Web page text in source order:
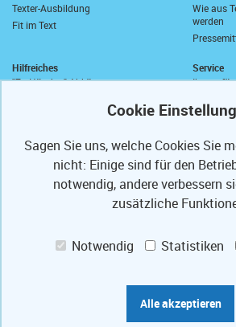
Texter-Ausbildung
Fit im Text
Wie aus
werden
Hilfreiches
"Zu Händen" Abkürzung
Wie schreibt man "wie viel"?
Längstes deutsches Wort
Anrede in E-Mails
Anschriften und Anreden
Ihre Code-Card
Service
Ihre
Ihre
Muster-
Partner
Jobs
/ IT
Sagen Sie uns, welche Cookies Sie
nicht: Einige sind für den
notwendig, andere verbessern
zusätzliche
Notwendig Statistiken
Alle akzeptieren